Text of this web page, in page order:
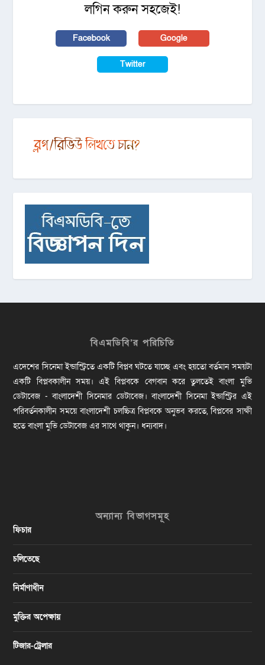
লগিন করুন সহজেই!
Facebook Google
Twitter
বিএমডিবি’র পরিচিতি
এদেশের সিনেমা ইন্ডাস্ট্রিতে একটি বিপ্লব ঘটতে যাচ্ছে এবং হয়তো বর্তমান সময়টা
একটি বিপ্লবকালীন সময়। এই বিপ্লবকে বেগবান করে তুলতেই বাংলা মুভি
ডেটাবেজ - বাংলাদেশী সিনেমার ডেটাবেজ। বাংলাদেশী সিনেমা ইন্ডাস্ট্রির এই
পরিবর্তনকালীন সময়ে বাংলাদেশী চলচ্চিত্র বিপ্লবকে অনুভব করতে, বিপ্লবের সাক্ষী
হতে বাংলা মুভি ডেটাবেজ এর সাথে থাকুন। ধন্যবাদ।
অন্যান্য বিভাগসমূহ
ফিচার
চলিতেছে
নির্মাণাধীন
মুক্তির অপেক্ষায়
টিজার-ট্রেলার